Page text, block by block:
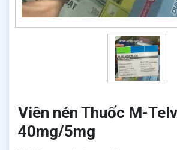
Viên nén Thuốc M-
40mg/5mg